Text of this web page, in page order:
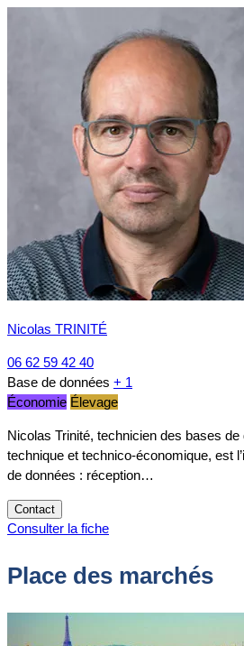
Nicolas TRINITÉ
06 62 59 42 40
Base de données + 1
Économie Élevage
Nicolas Trinité, technicien des bases
technique et technico-économique, est
de données : réception…
Contact
Consulter la fiche
Place des marchés